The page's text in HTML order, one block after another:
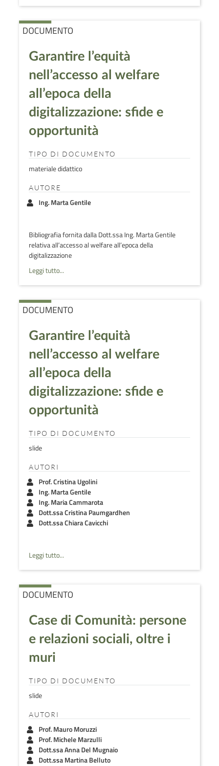
DOCUMENTO
Garantire l’equità
nell’accesso al welfare
all’epoca della
digitalizzazione: sfide e
opportunità
TIPO DI DOCUMENTO
materiale didattico
AUTORE
Ing. Marta Gentile
Bibliografia fornita dalla Dott.ssa Ing. Marta Gentile
relativa all’accesso al welfare all’epoca della
digitalizzazione
Leggi tutto...
DOCUMENTO
Garantire l’equità
nell’accesso al welfare
all’epoca della
digitalizzazione: sfide e
opportunità
TIPO DI DOCUMENTO
slide
AUTORI
Prof. Cristina Ugolini
Ing. Marta Gentile
Ing. Maria Cammarota
Dott.ssa Cristina Paumgardhen
Dott.ssa Chiara Cavicchi
Leggi tutto...
DOCUMENTO
Case di Comunità: persone
e relazioni sociali, oltre i
muri
TIPO DI DOCUMENTO
slide
AUTORI
Prof. Mauro Moruzzi
Prof. Michele Marzulli
Dott.ssa Anna Del Mugnaio
Dott.ssa Martina Belluto